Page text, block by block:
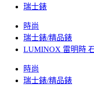
瑞士錶
時尚
瑞士錶/精品錶
LUMINOX 雷明時
時尚
瑞士錶/精品錶